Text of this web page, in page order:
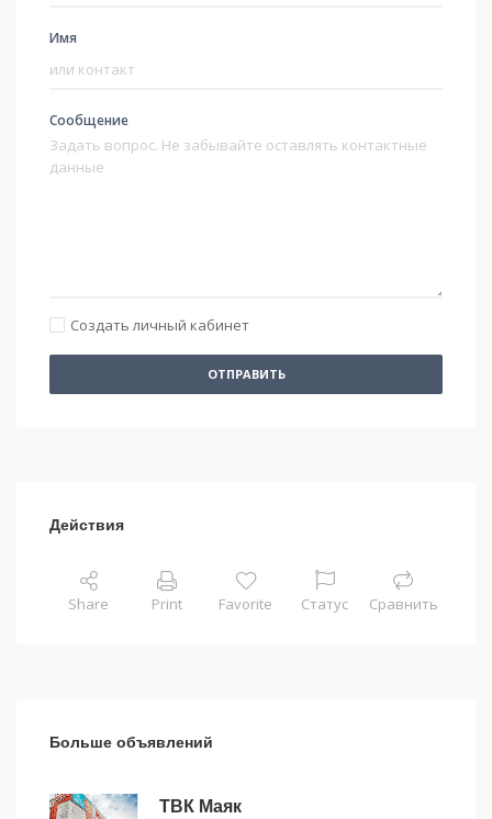
Имя
Сообщение
Создать личный кабинет
ОТПРАВИТЬ
Действия
Share Print Favorite Статус Сравнить
Больше объявлений
ТВК Маяк